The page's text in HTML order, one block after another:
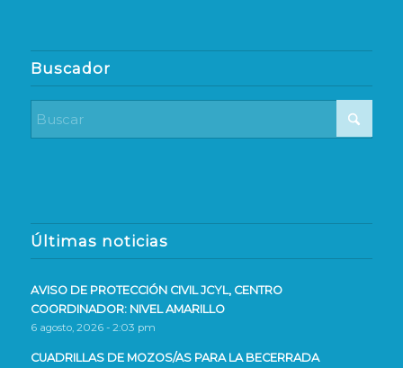
Buscador
Últimas noticias
AVISO DE PROTECCIÓN CIVIL JCYL, CENTRO
COORDINADOR: NIVEL AMARILLO
6 agosto, 2026 - 2:03 pm
CUADRILLAS DE MOZOS/AS PARA LA BECERRADA